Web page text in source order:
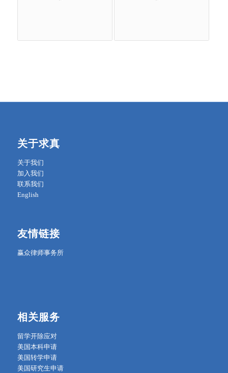
关于求真
关于我们
加入我们
联系我们
English
友情链接
赢众律师事务所
相关服务
留学开除应对
美国本科申请
美国转学申请
美国研究生申请